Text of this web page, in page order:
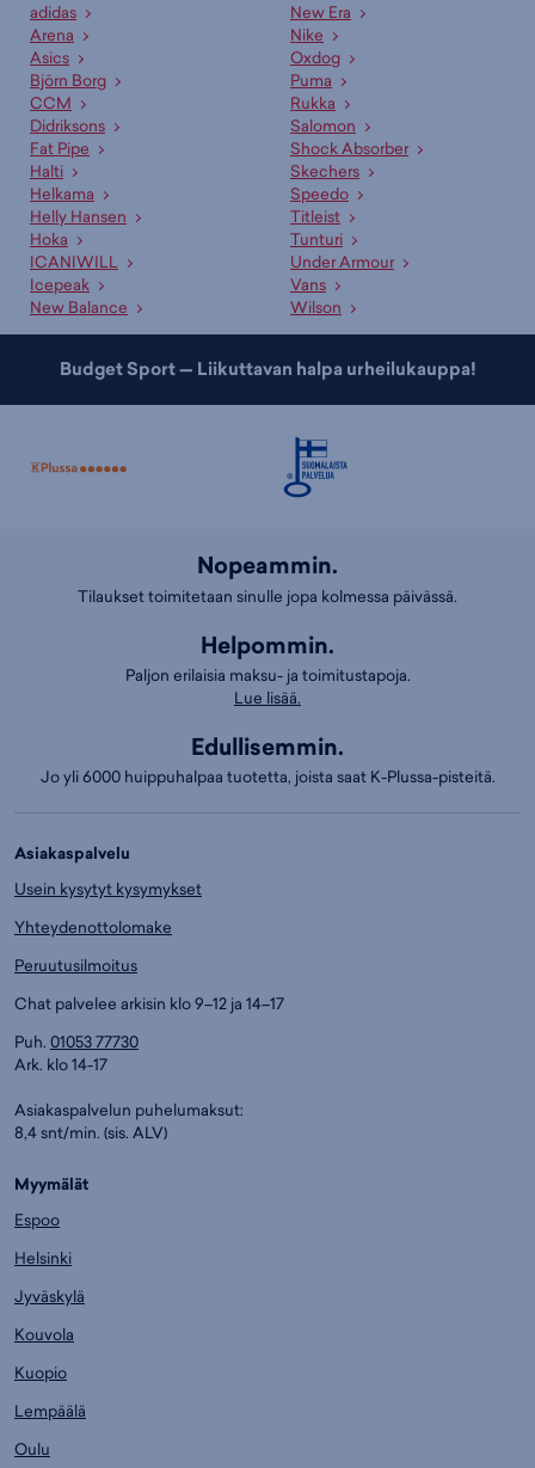
adidas
Arena
Asics
Björn Borg
CCM
Didriksons
Fat Pipe
Halti
Helkama
Helly Hansen
Hoka
ICANIWILL
Icepeak
New Balance
New Era
Nike
Oxdog
Puma
Rukka
Salomon
Shock Absorber
Skechers
Speedo
Titleist
Tunturi
Under Armour
Vans
Wilson
Budget Sport — Liikuttavan halpa urheilukauppa!
Nopeammin.
Tilaukset toimitetaan sinulle jopa kolmessa päivässä.
Helpommin.
Paljon erilaisia maksu- ja toimitustapoja.
Lue lisää.
Edullisemmin.
Jo yli 6000 huippuhalpaa tuotetta, joista saat K-Plussa-pisteitä.
Asiakaspalvelu
Usein kysytyt kysymykset
Yhteydenottolomake
Peruutusilmoitus
Chat palvelee arkisin klo 9–12 ja 14–17
Puh. 01053 77730
Ark. klo 14-17
Asiakaspalvelun puhelumaksut:
8,4 snt/min. (sis. ALV)
Myymälät
Espoo
Helsinki
Jyväskylä
Kouvola
Kuopio
Lempäälä
Oulu